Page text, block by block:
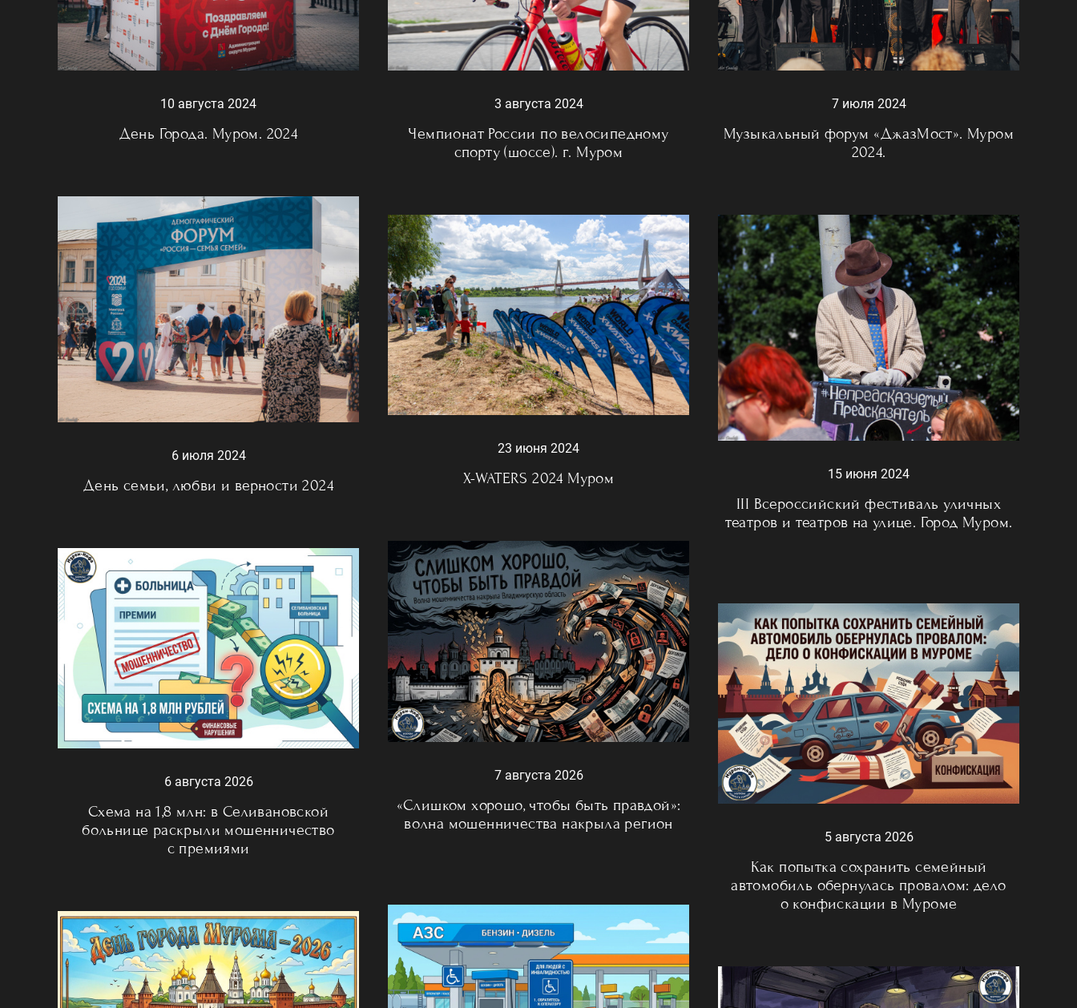
10 августа 2024
День Города. Муром. 2024
3 августа 2024
Чемпионат России по велосипедному
спорту (шоссе). г. Муром
7 июля 2024
Музыкальный форум «ДжазМост». Муром
2024.
6 июля 2024
День семьи, любви и верности 2024
23 июня 2024
X-WATERS 2024 Муром 15 июня 2024
III Всероссийский фестиваль уличных
театров и театров на улице. Город Муром.
7 августа 2026
«Слишком хорошо, чтобы быть правдой»:
волна мошенничества накрыла регион
6 августа 2026
Схема на 1,8 млн: в Селивановской
больнице раскрыли мошенничество
с премиями
5 августа 2026
Как попытка сохранить семейный
автомобиль обернулась провалом: дело
о конфискации в Муроме